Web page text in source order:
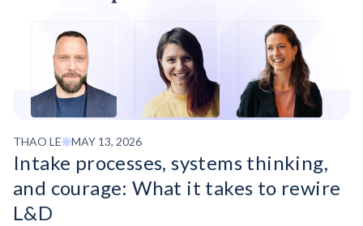
THAO LE MAY 13, 2026
Intake processes, systems thinking,
and courage: What it takes to rewire
L&D